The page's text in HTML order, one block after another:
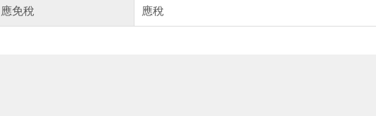
應免稅
應稅